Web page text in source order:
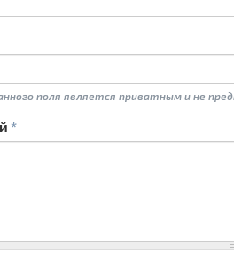
поля является приватным и не
*